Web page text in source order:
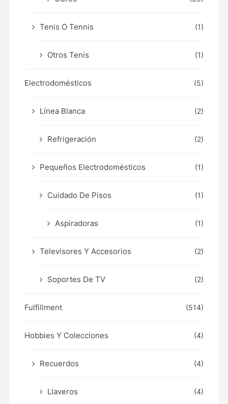
Tenis O Tennis (1)
Otros Tenis (1)
Electrodomésticos (5)
Línea Blanca (2)
Refrigeración (2)
Pequeños Electrodomésticos (1)
Cuidado De Pisos (1)
Aspiradoras (1)
Televisores Y Accesorios (2)
Soportes De TV (2)
Fulfillment (514)
Hobbies Y Colecciones (4)
Recuerdos (4)
Llaveros (4)